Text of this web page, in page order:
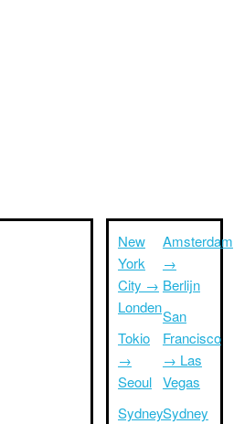
New
York
City →
Londen
Tokio
→
Seoul
Sydney
Amsterdam
→
Berlijn
San
Francisco
→ Las
Vegas
Sydney